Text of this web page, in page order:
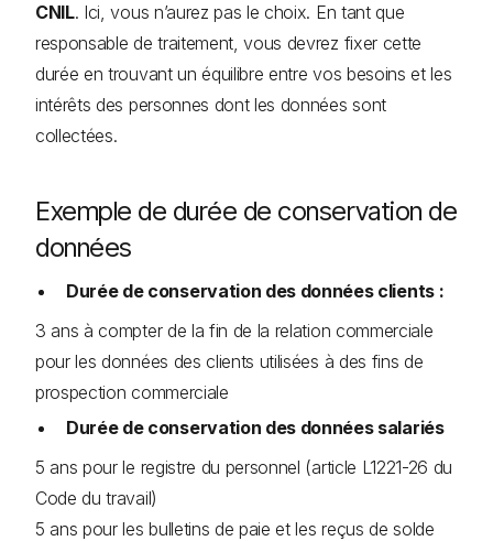
CNIL. Ici, vous n’aurez pas le choix. En tant que
responsable de traitement, vous devrez fixer cette
durée en trouvant un équilibre entre vos besoins et les
intérêts des personnes dont les données sont
collectées.
Exemple de durée de conservation de
données
Durée de conservation des données clients :
3 ans à compter de la fin de la relation commerciale
pour les données des clients utilisées à des fins de
prospection commerciale
Durée de conservation des données salariés
5 ans pour le registre du personnel (article L1221-26 du
Code du travail)
5 ans pour les bulletins de paie et les reçus de solde